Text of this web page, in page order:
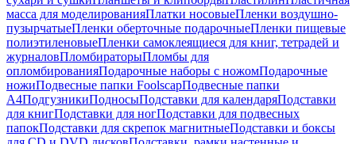
масса для моделированияПлатки носовыеПленки воздушно-
пузырчатыеПленки оберточные подарочныеПленки пищевые
полиэтиленовыеПленки самоклеящиеся для книг, тетрадей и
журналовПломбираторыПломбы для
опломбированияПодарочные наборы с ножомПодарочные
ножиПодвесные папки FoolscapПодвесные папки
А4ПодгузникиПодносыПодставки для календаряПодставки
для книгПодставки для ногПодставки для подвесных
папокПодставки для скрепок магнитныеПодставки и боксы